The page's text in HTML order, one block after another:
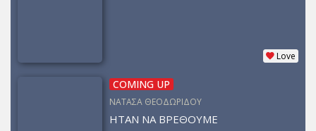
Love
COMING UP
ΝΑΤΑΣΑ ΘΕΟΔΩΡΙΔΟΥ
ΗΤΑΝ ΝΑ ΒΡΕΘΟΥΜΕ